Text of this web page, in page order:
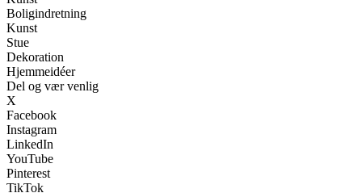
Boligindretning
Kunst
Stue
Dekoration
Hjemmeidéer
Del og vær venlig
X
Facebook
Instagram
LinkedIn
YouTube
Pinterest
TikTok